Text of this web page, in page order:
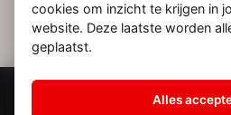
cookies om inzicht te krijgen in
website. Deze laatste worden
geplaatst.
Alles